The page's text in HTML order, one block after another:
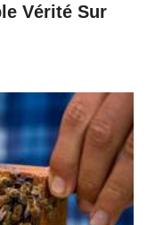
Vérité Sur